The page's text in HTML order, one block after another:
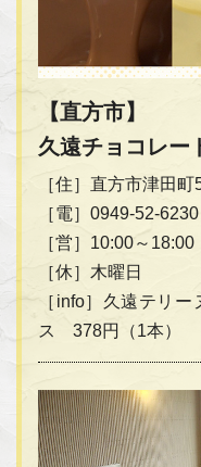
【直方市】
久遠チョコレー
［住］直方市津田町
［電］0949-52-6230
［営］10:00～18:00
［休］木曜日
［info］久遠テリ
ス 378円（1本）